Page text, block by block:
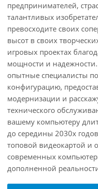
предпринимателей,
талантливых
превосходите своих
высот в своих
игровых проектах
мощности и
опытные специалисты
конфигурацию,
модернизации и
технического
вашему компьютеру
до середины 2030х
топовой видеокартой и
современных
дополненной